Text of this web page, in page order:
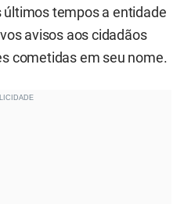
últimos tempos a entidade
avisos aos cidadãos
cometidas em seu nome.